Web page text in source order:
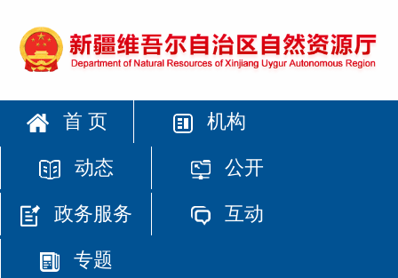
首 页 机构
动态 公开
政务服务 互动
专题